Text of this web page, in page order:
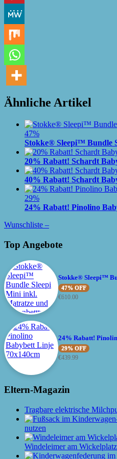
Ähnliche Artikel
47%
Stokke® Sleepi™ Bundle
20% Rabatt! Schardt
40% Rabatt! Schardt
29%
24% Rabatt! Pinolino
Wunschliste –
Top Angebote
Stokke® Sleepi™
47% OFF
€610.00
24% Rabatt!
29% OFF
€439.99
Eltern-Magazin
Tragbare elektrische
nutzen
Windeleimer am